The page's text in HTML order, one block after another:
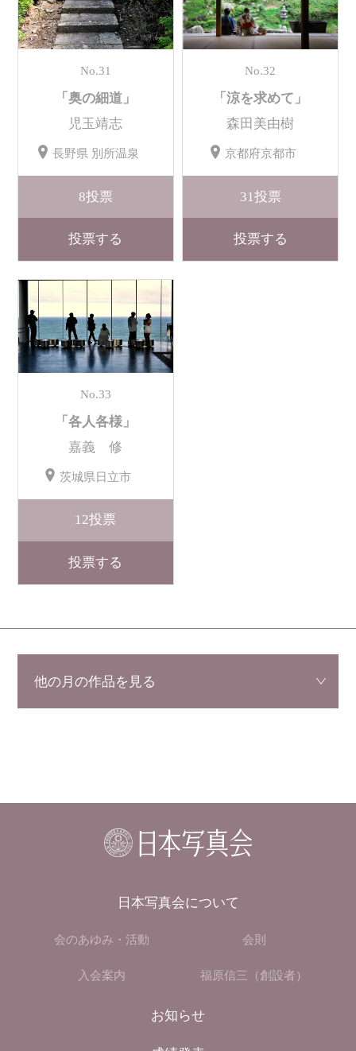
No.31
「奥の細道」
児玉靖志
長野県 別所温泉
8投票
投票する
No.32
「涼を求めて」
森田美由樹
京都府京都市
31 投票
投票する
No.33
「各人各様」
嘉義 修
茨城県日立市
12投票
投票する
日本写真会について
会のあゆみ・活動 会則
入会案内 福原信三（創設者）
お知らせ